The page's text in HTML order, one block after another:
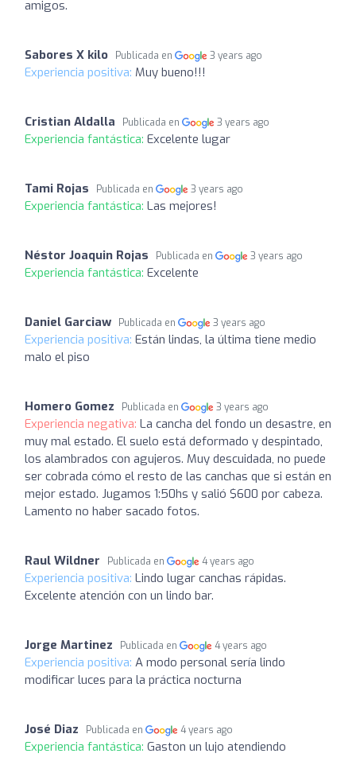
amigos.
Sabores X kilo Publicada en 3 years ago
Experiencia positiva: Muy bueno!!!
Cristian Aldalla Publicada en 3 years ago
Experiencia fantástica: Excelente lugar
Tami Rojas Publicada en 3 years ago
Experiencia fantástica: Las mejores!
Néstor Joaquin Rojas Publicada en 3 years ago
Experiencia fantástica: Excelente
Daniel Garciaw Publicada en 3 years ago
Experiencia positiva: Están lindas, la última tiene medio
malo el piso
Homero Gomez Publicada en 3 years ago
Experiencia negativa: La cancha del fondo un desastre, en
muy mal estado. El suelo está deformado y despintado,
los alambrados con agujeros. Muy descuidada, no puede
ser cobrada cómo el resto de las canchas que si están en
mejor estado. Jugamos 1:50hs y salió $600 por cabeza.
Lamento no haber sacado fotos.
Raul Wildner Publicada en 4 years ago
Experiencia positiva: Lindo lugar canchas rápidas.
Excelente atención con un lindo bar.
Jorge Martinez Publicada en 4 years ago
Experiencia positiva: A modo personal sería lindo
modificar luces para la práctica nocturna
José Diaz Publicada en 4 years ago
Experiencia fantástica: Gaston un lujo atendiendo